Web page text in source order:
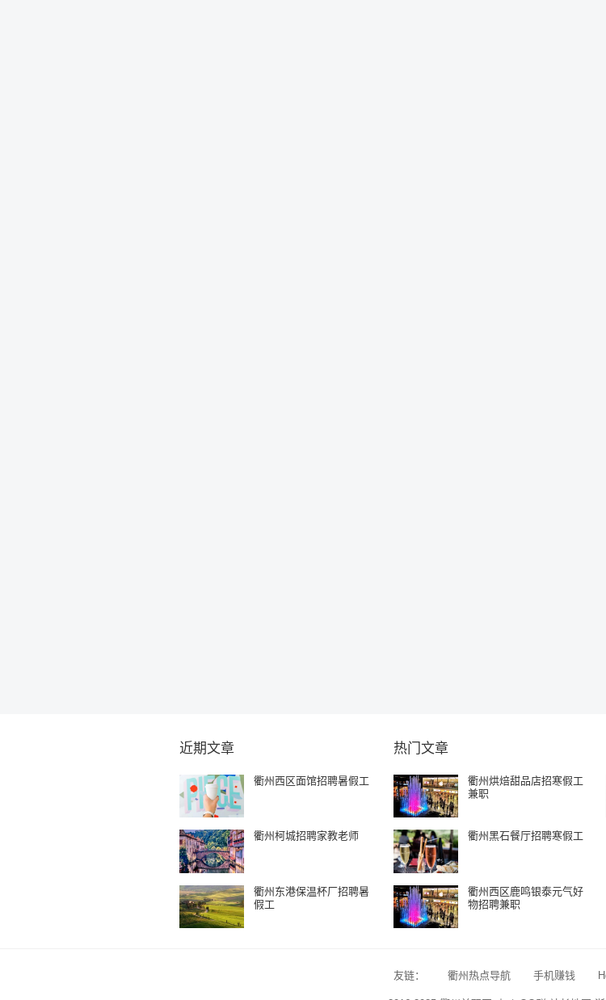
近期文章
衢州西区面馆招聘暑假工
衢州柯城招聘家教老师
衢州东港保温杯厂招聘暑
假工
热门文章
衢州烘焙甜品店招寒假工
兼职
衢州黑石餐厅招聘寒假工
衢州西区鹿鸣银泰元气好
物招聘兼职
友链： 衢州热点导航 手机赚钱